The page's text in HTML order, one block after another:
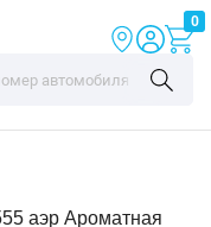
0
аэр Ароматная